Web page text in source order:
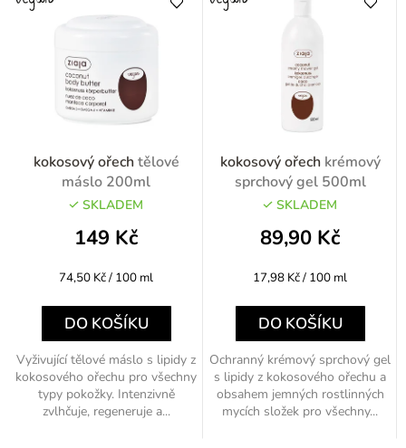
kokosový ořechtělové
máslo 200ml
SKLADEM
149 Kč
Měrná
74,50 Kč / 100 ml
DO KOŠÍKU
Vyživující tělové máslo s lipidy z
kokosového ořechu pro všechny
typy pokožky. Intenzivně
zvlhčuje, regeneruje a...
kokosový ořech krémový
sprchový gel 500ml
SKLADEM
89,90 Kč
Měrná
17,98 Kč / 100 ml
DO KOŠÍKU
Ochranný krémový sprchový gel
s lipidy z kokosového ořechu a
obsahem jemných rostlinných
mycích složek pro všechny...